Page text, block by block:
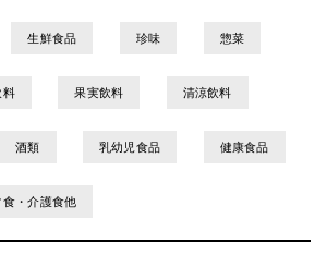
生鮮食品 珍味 惣菜
料 果実飲料 清涼飲料
酒類 乳幼児食品 健康食品
食・介護食他